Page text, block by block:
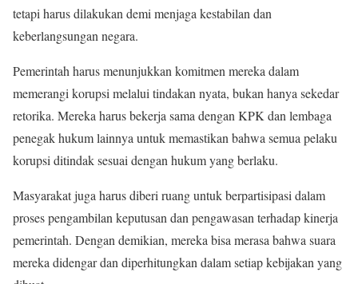
tetapi harus dilakukan demi menjaga kestabilan dan
keberlangsungan negara.
Pemerintah harus menunjukkan komitmen mereka dalam
memerangi korupsi melalui tindakan nyata, bukan hanya sekedar
retorika. Mereka harus bekerja sama dengan KPK dan lembaga
penegak hukum lainnya untuk memastikan bahwa semua pelaku
korupsi ditindak sesuai dengan hukum yang berlaku.
Masyarakat juga harus diberi ruang untuk berpartisipasi dalam
proses pengambilan keputusan dan pengawasan terhadap kinerja
pemerintah. Dengan demikian, mereka bisa merasa bahwa suara
mereka didengar dan diperhitungkan dalam setiap kebijakan yang